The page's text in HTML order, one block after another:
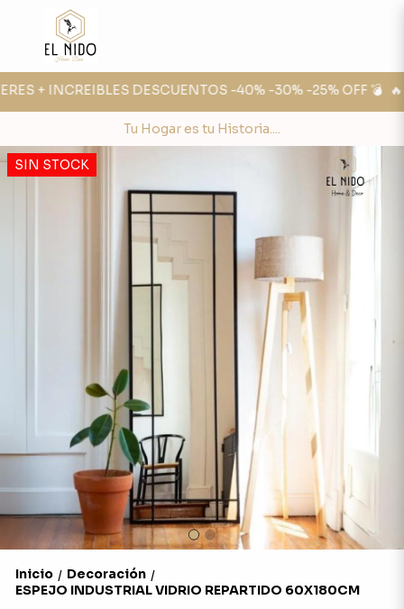
+ INCREIBLES DESCUENTOS -40% -30% -25% OFF 💣 🔥
Tu Hogar es tu Historia....
SIN STOCK
Inicio / Decoración /
ESPEJO INDUSTRIAL VIDRIO REPARTIDO 60X180CM